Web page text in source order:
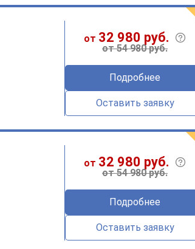
от 32 980 руб.
от 54 980 руб.
Подробнее
Оставить заявку
от 32 980 руб.
от 54 980 руб.
Подробнее
Оставить заявку